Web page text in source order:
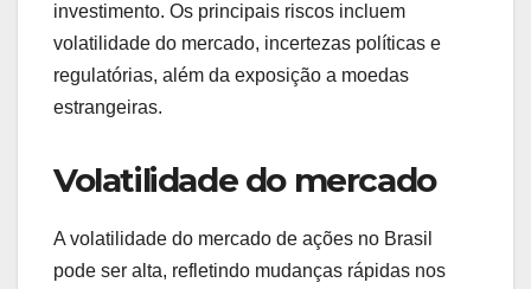
investimento. Os principais riscos incluem
volatilidade do mercado, incertezas políticas e
regulatórias, além da exposição a moedas
estrangeiras.
Volatilidade do mercado
A volatilidade do mercado de ações no Brasil
pode ser alta, refletindo mudanças rápidas nos